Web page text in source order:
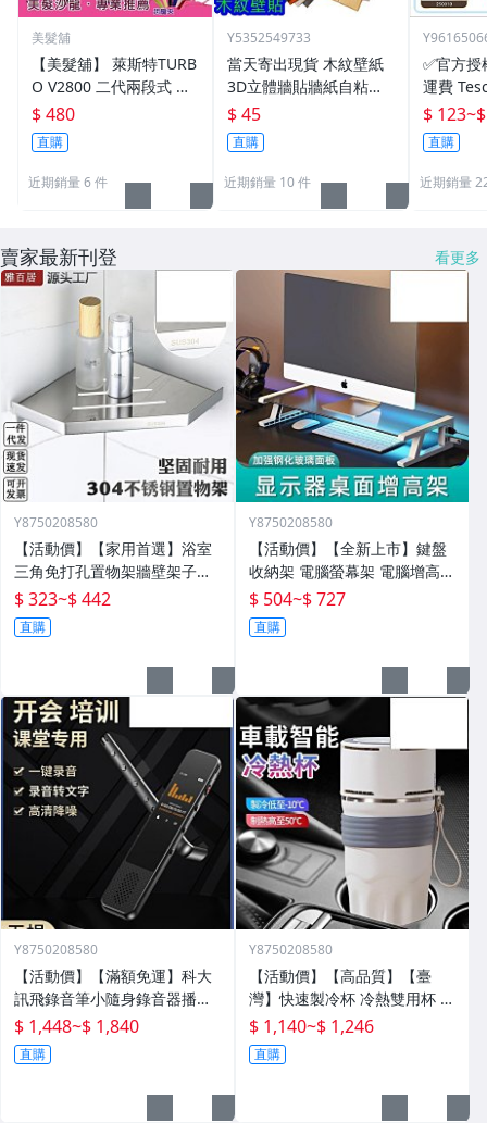
美髮舖
【美髮舖】 萊斯特TURB
O V2800 二代兩段式 輕
型吹風機 超強風 沙龍設
計師專用 輕型強風 台製
→來變美
$ 480
直購
近期銷量 6 件
Y5352549733
當天寄出現貨 木紋壁紙
3D立體牆貼牆紙自粘創
意防潮客廳臥室電視背景
牆防水磚紋DIY壁紙貼紙
壁貼 造型壁紙
$ 45
直購
近期銷量 10 件
✅官方
運費
ID292tw
D192tw
$ 123~
直購
近期銷量
賣家最新刊登 看更多
Y8750208580
【活動價】【家用首選】浴室
三角免打孔置物架牆壁架子壁
掛分層置物架衛生間轉角架三
角籃
$ 323~$ 442
直購
Y8750208580
【活動價】【全新上市】鍵盤
收納架 電腦螢幕架 電腦增高架
電腦架 置物增高架 桌面電腦架
螢幕增高架 螢幕收納架 臺式
$ 504~$ 727
直購
Y8750208580
【活動價】【滿額免運】科大
訊飛錄音筆小隨身錄音器播放
器設備神器專業高清降噪轉文
字超
$ 1,448~$ 1,840
直購
Y8750208580
【活動價】【高品質】【臺
灣】快速製冷杯 冷熱雙用杯 保
溫杯 辦公室水杯 保冰杯 製冷
水杯 車載水杯 充電水杯 恆溫
杯 半
$ 1,140~$ 1,246
直購